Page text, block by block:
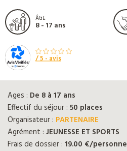
ÂGE
8 - 17 ans
/ 5 -avis
Ages : De 8 à 17 ans
Effectif du séjour : 50 places
Organisateur : PARTENAIRE
Agrément : JEUNESSE ET SPORTS
Frais de dossier : 19.00 €/personne